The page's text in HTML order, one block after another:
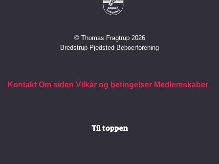
© Thomas Fragtrup 2026
Bredstrup-Pjedsted Beboerforening
Kontakt Om siden Vilkår og betingelser Medlemskaber
Til toppen